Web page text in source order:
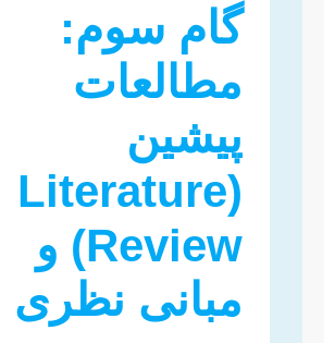
گام سوم:
مطالعات
پیشین
(Literature
Review) و
مبانی نظری